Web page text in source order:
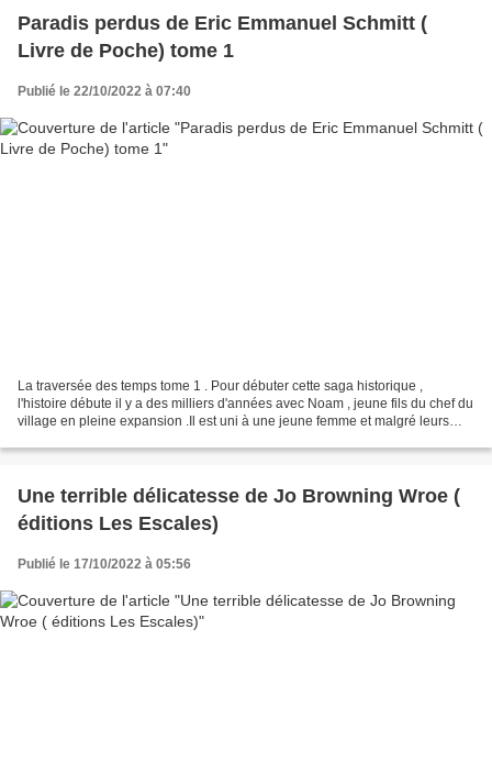
Paradis perdus de Eric Emmanuel Schmitt (
Livre de Poche) tome 1
Publié le 22/10/2022 à 07:40
La traversée des temps tome 1 . Pour débuter cette saga historique ,
l'histoire débute il y a des milliers d'années avec Noam , jeune fils du chef du
village en pleine expansion .Il est uni à une jeune femme et malgré leurs
Une terrible délicatesse de Jo Browning Wroe (
éditions Les Escales)
Publié le 17/10/2022 à 05:56